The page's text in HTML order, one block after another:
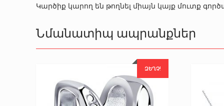
Կարծիք կարող են թողնել միայն կայք մուտք
Նմանատիպ ապրանքներ
ԶԵՂՉ!